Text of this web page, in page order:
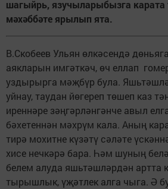
шагыйрь, язучыларыбызга карата
мәхәббәте ярылып ята.
В.Скобеев Ульян өлкәсендә
аякларын имгәткәч, өч еллап
уздырырга мәҗбүр була.
уйнау, таудан йөгереп төшеп каз
иреннәре зәңгәрләнгәнче авыл
бәхетеннән мәхрүм кала. Аның
тирә мохитне күзәтү сәләте
хисе нечкәрә бара. Һәм шуның
белем алуда яшьтәшләрдән артта
тырышлык, үҗәтлек алга чыга. Ә